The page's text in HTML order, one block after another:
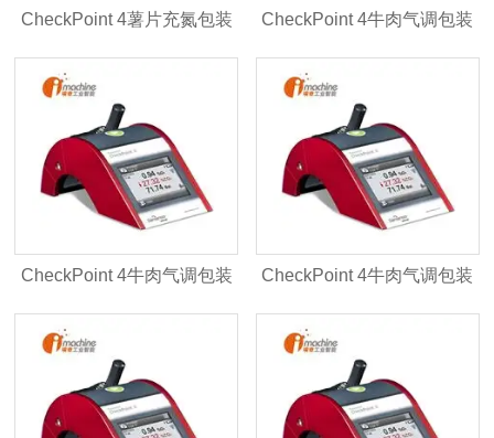
CheckPoint 4薯片充氮包装
便携式色多多视频网站入口
CheckPoint 4牛肉气调包装
膜康Dansensor色多多在线
观看视频
CheckPoint 4牛肉气调包装
品控气体分析仪
CheckPoint 4牛肉气调包装
分析仪